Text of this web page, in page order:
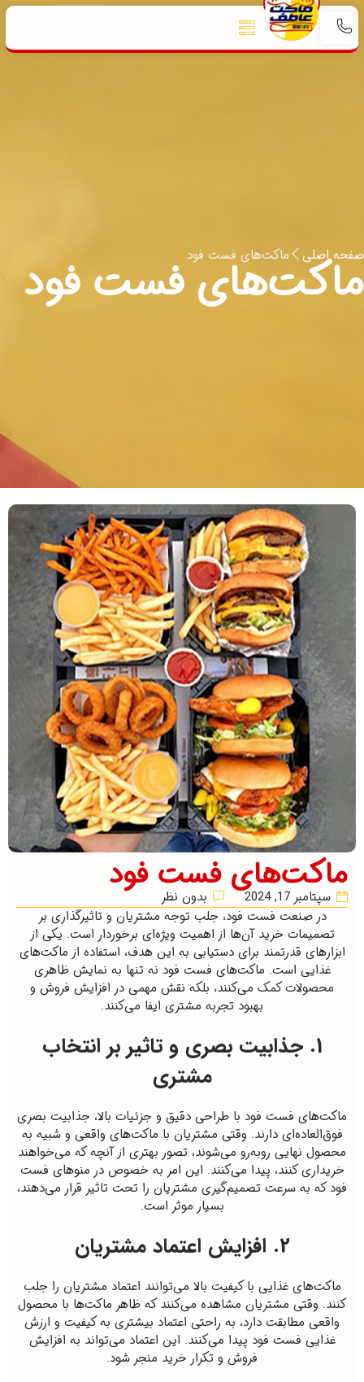
صفحه اصلی ماکت‌های فست فود
ماکت‌های فست فود
ماکت‌های فست فود
سپتامبر 17, 2024
بدون نظر
در صنعت فست فود، جلب توجه مشتریان و تاثیرگذاری بر
تصمیمات خرید آن‌ها از اهمیت ویژه‌ای برخوردار است. یکی از
ابزارهای قدرتمند برای دستیابی به این هدف، استفاده از ماکت‌های
غذایی است. ماکت‌های فست فود نه تنها به نمایش ظاهری
محصولات کمک می‌کنند، بلکه نقش مهمی در افزایش فروش و
بهبود تجربه مشتری ایفا می‌کنند.
1. جذابیت بصری و تاثیر بر انتخاب
مشتری
ماکت‌های فست فود با طراحی دقیق و جزئیات بالا، جذابیت بصری
فوق‌العاده‌ای دارند. وقتی مشتریان با ماکت‌های واقعی و شبیه به
محصول نهایی روبه‌رو می‌شوند، تصور بهتری از آنچه که می‌خواهند
خریداری کنند، پیدا می‌کنند. این امر به خصوص در منوهای فست
فود که به سرعت تصمیم‌گیری مشتریان را تحت تاثیر قرار می‌دهند،
بسیار موثر است.
2. افزایش اعتماد مشتریان
ماکت‌های غذایی با کیفیت بالا می‌توانند اعتماد مشتریان را جلب
کنند. وقتی مشتریان مشاهده می‌کنند که ظاهر ماکت‌ها با محصول
واقعی مطابقت دارد، به راحتی اعتماد بیشتری به کیفیت و ارزش
غذایی فست فود پیدا می‌کنند. این اعتماد می‌تواند به افزایش
فروش و تکرار خرید منجر شود.